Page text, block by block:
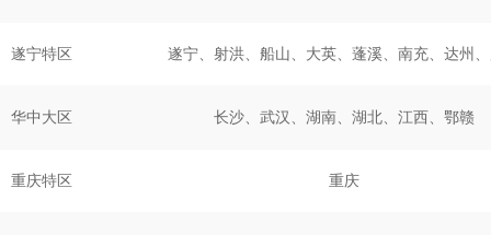
遂宁特区 遂宁、射洪、船山、大英、蓬溪、南充、达州
华中大区 长沙、武汉、湖南、湖北、江西、鄂赣
重庆特区 重庆